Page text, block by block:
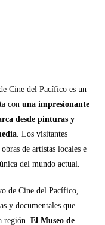
Cine del Pacífico es un
con una impresionante
desde pinturas y
. Los visitantes
de artistas locales e
del mundo actual.
de Cine del Pacífico,
y documentales que
región.El Museo de